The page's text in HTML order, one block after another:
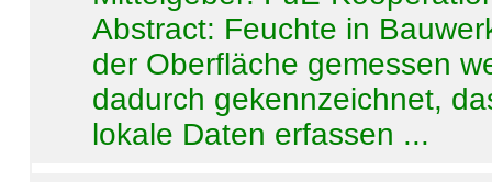
Abstract: Feuchte in
der Oberfläche gemessen
dadurch gekennzeichnet,
lokale Daten erfassen ...